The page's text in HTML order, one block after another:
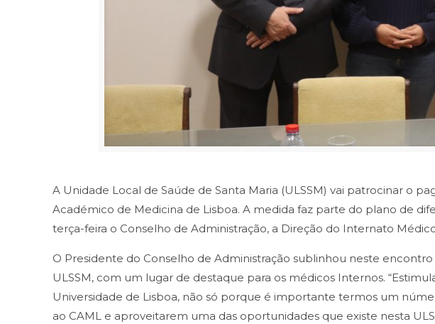
A Unidade Local de Saúde de Santa Maria (ULSSM) vai patrocinar o
Académico de Medicina de Lisboa. A medida faz parte do plano de
terça-feira o Conselho de Administração, a Direção do Internato
O Presidente do Conselho de Administração sublinhou neste
ULSSM, com um lugar de destaque para os médicos Internos.
Universidade de Lisboa, não só porque é importante termos um
ao CAML e aproveitarem uma das oportunidades que existe nesta